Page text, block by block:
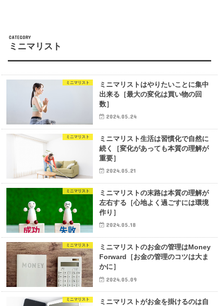
ミニマリスト
ミニマリスト
ミニマリストはやりたいことに集中
出来る［最大の変化は買い物の回
数］
2024.05.24
ミニマリスト
ミニマリスト生活は習慣化で自然に
続く［変化があっても本質の理解が
重要］
2024.05.21
ミニマリスト
ミニマリストの末路は本質の理解が
左右する［心地よく過ごすには環境
作り］
2024.05.18
ミニマリスト
ミニマリストのお金の管理はMoney
Forward［お金の管理のコツは大ま
かに］
2024.05.09
ミニマリスト
ミニマリストがお金を掛けるのは自